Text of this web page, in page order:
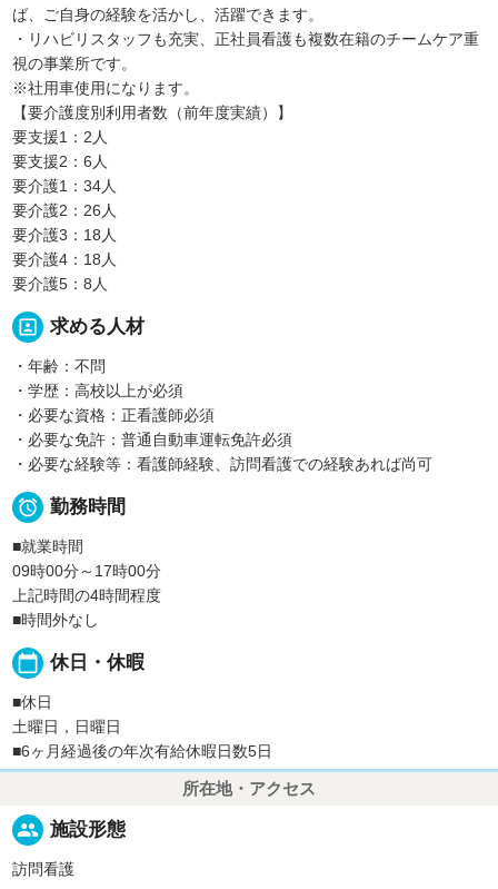
ば、ご自身の経験を活かし、活躍できます。
・リハビリスタッフも充実、正社員看護も複数在籍のチームケア重
視の事業所です。
※社用車使用になります。
【要介護度別利用者数（前年度実績）】
要支援1：2人
要支援2：6人
要介護1：34人
要介護2：26人
要介護3：18人
要介護4：18人
要介護5：8人
portrait 求める人材
・年齢：不問
・学歴：高校以上が必須
・必要な資格：正看護師必須
・必要な免許：普通自動車運転免許必須
・必要な経験等：看護師経験、訪問看護での経験あれば尚可
 勤務時間
■就業時間
09時00分～17時00分
上記時間の4時間程度
■時間外なし
calendar_today 休日・休暇
■休日
土曜日，日曜日
■6ヶ月経過後の年次有給休暇日数5日
所在地・アクセス
people 施設形態
訪問看護